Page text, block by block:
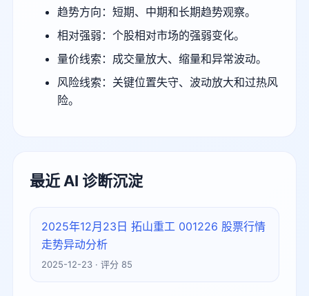
趋势方向：短期、中期和长期趋势观察。
相对强弱：个股相对市场的强弱变化。
量价线索：成交量放大、缩量和异常波动。
风险线索：关键位置失守、波动放大和过热风
险。
最近 AI 诊断沉淀
2025年12月23日 拓山重工 001226 股票行情
走势异动分析
2025-12-23 · 评分 85